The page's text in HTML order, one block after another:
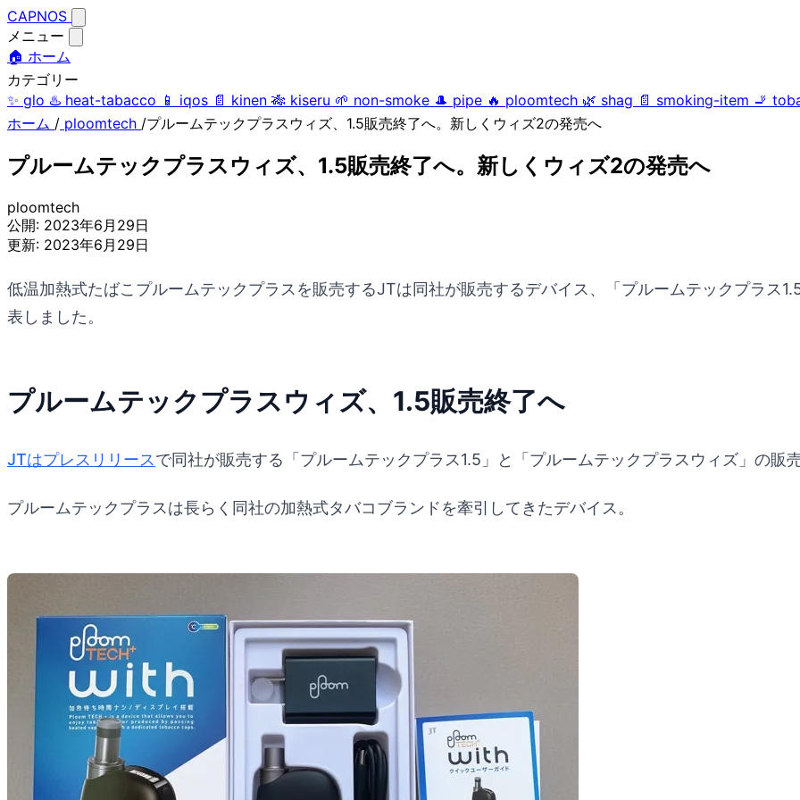
CAPNOS
メニュー
🏠 ホーム
カテゴリー
✨ glo ♨️ heat-tabacco 📱 iqos 📄 kinen 🎋 kiseru 🌱 non-smoke 🎩 pipe 🔥 ploomtech 🌿 shag 📄 smoking-item 🚬
ホーム / ploomtech /プルームテックプラスウィズ、1.5販売終了へ。新しくウィズ2の発売へ
プルームテックプラスウィズ、1.5販売終了へ。新しくウィズ2の発売へ
ploomtech
公開: 2023年6月29日
更新: 2023年6月29日
低温加熱式たばこプルームテックプラスを販売するJTは同社が販売するデバイス、「プルームテックプラス
表しました。
プルームテックプラスウィズ、1.5販売終了へ
JTはプレスリリースで同社が販売する「プルームテックプラス1.5」と「プルームテックプラスウィズ」の販
プルームテックプラスは長らく同社の加熱式タバコブランドを牽引してきたデバイス。